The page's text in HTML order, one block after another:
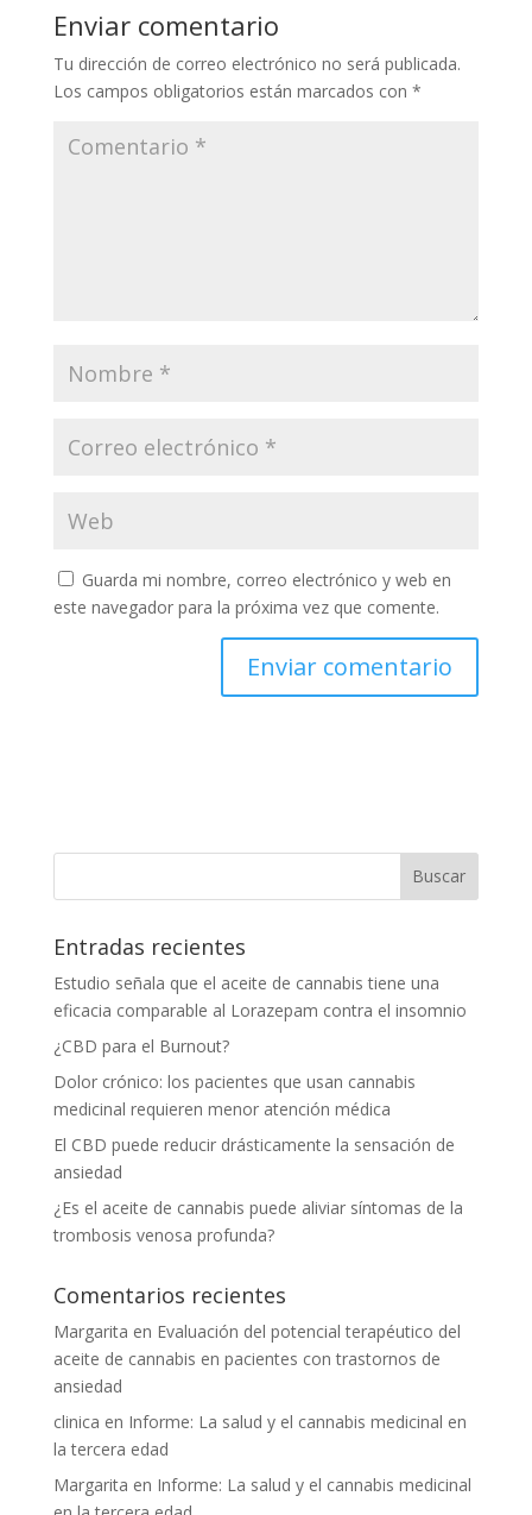
Enviar comentario
Tu dirección de correo electrónico no será publicada.
Los campos obligatorios están marcados con *
Guarda mi nombre, correo electrónico y web en
este navegador para la próxima vez que comente.
Entradas recientes
Estudio señala que el aceite de cannabis tiene una
eficacia comparable al Lorazepam contra el insomnio
¿CBD para el Burnout?
Dolor crónico: los pacientes que usan cannabis
medicinal requieren menor atención médica
El CBD puede reducir drásticamente la sensación de
ansiedad
¿Es el aceite de cannabis puede aliviar síntomas de la
trombosis venosa profunda?
Comentarios recientes
Margarita en Evaluación del potencial terapéutico del
aceite de cannabis en pacientes con trastornos de
ansiedad
clinica en Informe: La salud y el cannabis medicinal en
la tercera edad
Margarita en Informe: La salud y el cannabis medicinal